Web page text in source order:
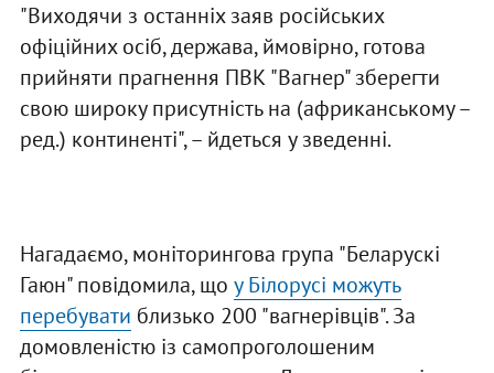
"Виходячи з останніх заяв російських
офіційних осіб, держава, ймовірно, готова
прийняти прагнення ПВК "Вагнер" зберегти
свою широку присутність на (африканському –
ред.) континенті", – йдеться у зведенні.
Нагадаємо, моніторингова група "Беларускі
Гаюн" повідомила, що у Білорусі можуть
перебувати близько 200 "вагнерівців". За
домовленістю із самопроголошеним